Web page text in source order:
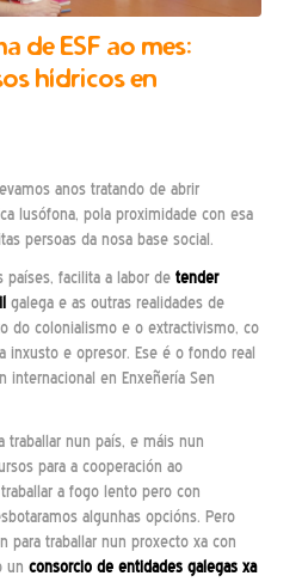
de ESF ao mes:
hídricos en
anos tratando de abrir
lusófona, pola proximidade con esa
persoas da nosa base social.
países, facilita a labor de tender
galega e as outras realidades de
do colonialismo e o extractivismo, co
inxusto e opresor. Ese é o fondo real
internacional en Enxeñería Sen
traballar nun país, e máis nun
para a cooperación ao
a fogo lento pero con
algunhas opcións. Pero
para traballar nun proxecto xa con
un consorcio de entidades galegas xa